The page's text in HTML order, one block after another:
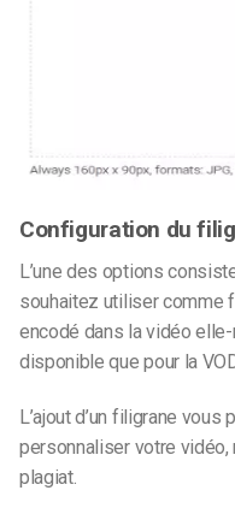
Configuration du
L’une des options
souhaitez utiliser comme
encodé dans la vidéo
disponible que pour la
L’ajout d’un filigrane
personnaliser votre
plagiat.